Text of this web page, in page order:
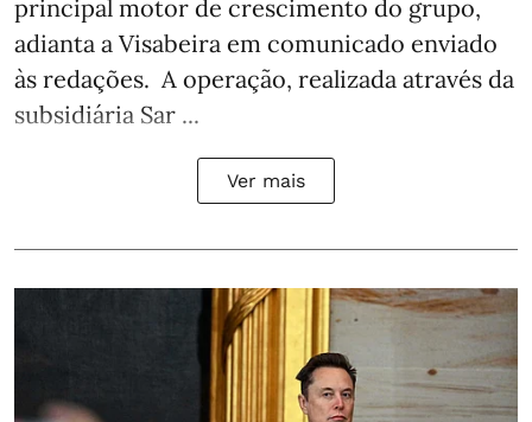
principal motor de crescimento do grupo,
adianta a Visabeira em comunicado enviado
às redações. A operação, realizada através da
subsidiária Sar ...
Ver mais